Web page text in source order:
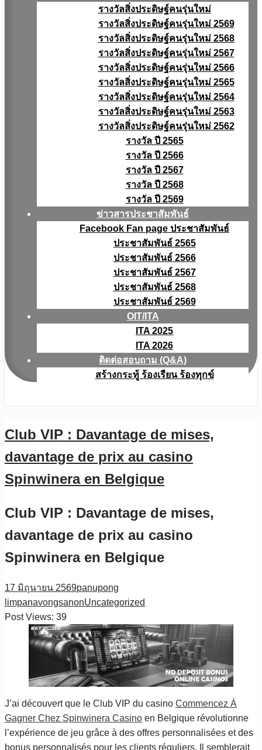
รางวัลสิ่งประดิษฐ์คนรุ่นใหม่
รางวัลสิ่งประดิษฐ์คนรุ่นใหม่ 2569
รางวัลสิ่งประดิษฐ์คนรุ่นใหม่ 2568
รางวัลสิ่งประดิษฐ์คนรุ่นใหม่ 2567
รางวัลสิ่งประดิษฐ์คนรุ่นใหม่ 2566
รางวัลสิ่งประดิษฐ์คนรุ่นใหม่ 2565
รางวัลสิ่งประดิษฐ์คนรุ่นใหม่ 2564
รางวัลสิ่งประดิษฐ์คนรุ่นใหม่ 2563
รางวัลสิ่งประดิษฐ์คนรุ่นใหม่ 2562
รางวัล ปี 2565
รางวัล ปี 2566
รางวัล ปี 2567
รางวัล ปี 2568
รางวัล ปี 2569
ข่าวสารประชาสัมพันธ์
Facebook Fan page ประชาสัมพันธ์
ประชาสัมพันธ์ 2565
ประชาสัมพันธ์ 2566
ประชาสัมพันธ์ 2567
ประชาสัมพันธ์ 2568
ประชาสัมพันธ์ 2569
OIT/ITA
ITA 2025
ITA 2026
ติดต่อสอบถาม (Q&A)
สร้างกระทู้ ร้องเรียน ร้องทุกข์
Club VIP : Davantage de mises,
davantage de prix au casino
Spinwinera en Belgique
Club VIP : Davantage de mises,
davantage de prix au casino
Spinwinera en Belgique
17 มิถุนายน 2569panupong
limpanavongsanonUncategorized
Post Views: 39
J’ai découvert que le Club VIP du casino Commencez À
Gagner Chez Spinwinera Casino en Belgique révolutionne
l’expérience de jeu grâce à des offres personnalisées et des
bonus personnalisés pour les clients réguliers. Il semblerait